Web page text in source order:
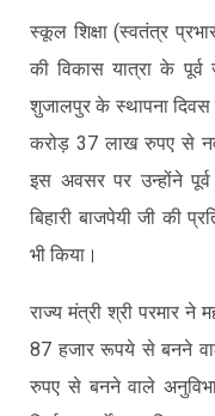
स्कूल शिक्षा (स्वतंत्र
की विकास यात्रा के पूर्व
शुजालपुर के स्थापना दिवस
करोड़ 37 लाख रुपए से
इस अवसर पर उन्होंने
बिहारी बाजपेयी जी की
भी किया।
राज्य मंत्री श्री परमार ने
87 हजार रूपये से बनने
रुपए से बनने वाले